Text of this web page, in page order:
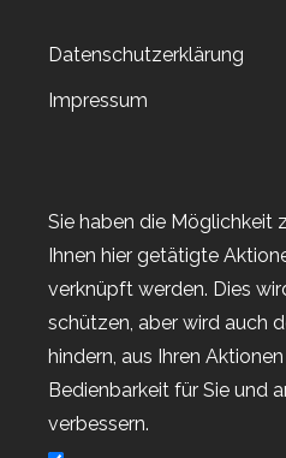
Versandkosten sparen
Weihnachstmarkt 2018
Weltkartenbasteltag
Weltkartenbasteltag
Weltkartenbasteltag
Weltkartenbasteltag
Wert-Gutscheine
Workshop
Workshop-Goodies
Datenschutzerklärung
Impressum
Sie haben die Möglichkeit
Ihnen hier getätigte
verknüpft werden. Dies
schützen, aber wird auch
hindern, aus Ihren
Bedienbarkeit für Sie und
verbessern.